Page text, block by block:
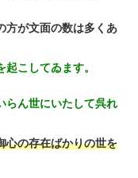
方が文面の数は多くあ
こしてゐます。
らん世にいたして呉れ
心の存在ばかりの世を